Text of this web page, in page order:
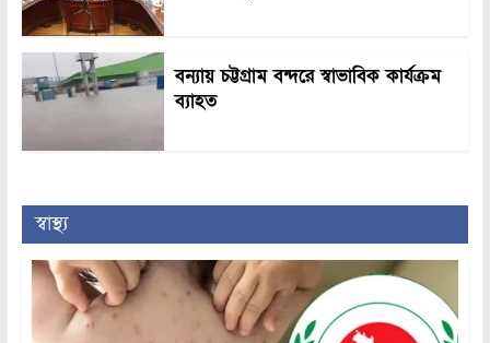
বন্যায় চট্টগ্রাম বন্দরে স্বাভাবিক কার্যক্রম
ব্যাহত
স্বাস্থ্য